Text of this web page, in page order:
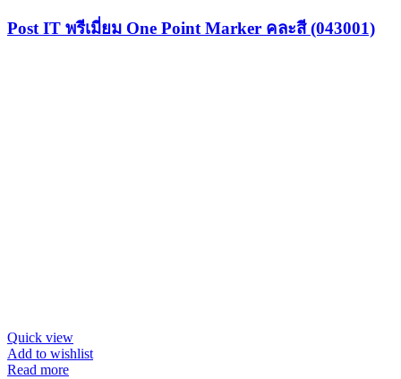
Post IT พรีเมี่ยม One Point Marker คละสี (043001)
Quick view
Add to wishlist
Read more